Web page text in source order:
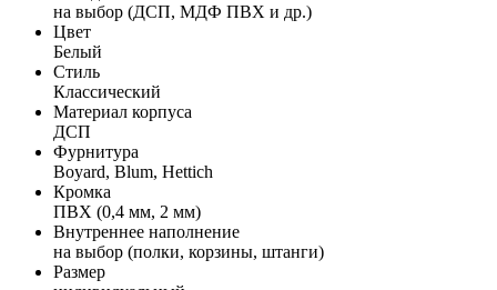
на выбор (ДСП, МДФ ПВХ и др.)
Цвет
Белый
Стиль
Классический
Материал корпуса
ДСП
Фурнитура
Boyard, Blum, Hettich
Кромка
ПВХ (0,4 мм, 2 мм)
Внутреннее наполнение
на выбор (полки, корзины, штанги)
Размер